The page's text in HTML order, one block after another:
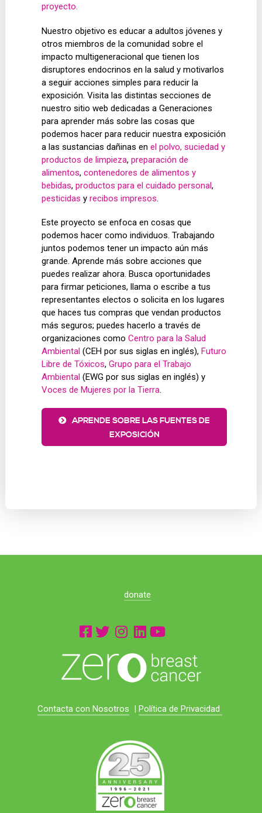
proyecto.
Nuestro objetivo es educar a adultos jóvenes y
otros miembros de la comunidad sobre el
impacto multigeneracional que tienen los
disruptores endocrinos en la salud y motivarlos
a seguir acciones simples para reducir la
exposición. Visita las distintas secciones de
nuestro sitio web dedicadas a Generaciones
para aprender más sobre las cosas que
podemos hacer para reducir nuestra exposición
a las sustancias dañinas enel polvo, suciedad y
productos de limpieza,preparación de
alimentos,contenedores de alimentos y
bebidas,productos para el cuidado personal,
pesticidas yrecibos impresos.
Este proyecto se enfoca en cosas que
podemos hacer como individuos. Trabajando
juntos podemos tener un impacto aún más
grande. Aprende más sobre acciones que
puedes realizar ahora. Busca oportunidades
para firmar peticiones, llama o escribe a tus
representantes electos o solicita en los lugares
que haces tus compras que vendan productos
más seguros; puedes hacerlo a través de
organizaciones comoCentro para la Salud
Ambiental (CEH por sus siglas en inglés),Futuro
Libre de Tóxicos,Grupo para el Trabajo
Ambiental (EWG por sus siglas en inglés) y
Voces de Mujeres por la Tierra.
APRENDE SOBRE LAS FUENTES DE
EXPOSICIÓN
donate
Contacta con Nosotros | Política de Privacidad